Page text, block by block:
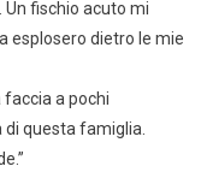
fischio acuto mi
esplosero dietro le mie
faccia a pochi
questa famiglia.